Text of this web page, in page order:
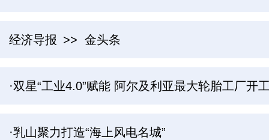
经济导报 >> 金头条
·双星“工业4.0”赋能 阿尔及利亚最大轮胎工厂开
·乳山聚力打造“海上风电名城”